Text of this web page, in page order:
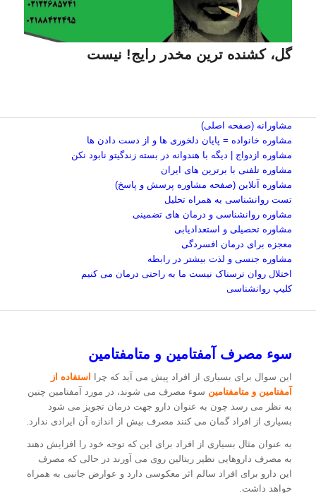
گل، کشنده ترین مخدر رایج! نیست
مشاورانه (صفحه اصلی)
مشاوره خانواده = پایان دلخوری ها و از دست دادن ها
مشاوره ازدواج | دیگه با هندوانه در بسته زندگیتو نابود نکن
مشاوره تلفنی با برترین های ایران
مشاوره آنلاین (صفحه مشاوره پرسش و پاسخ)
تست روانشناسی به همراه تحلیل
مشاوره روانشناسی و درمان های تضمینی
مشاوره تحصیلی و استعدادیابی
معجزه برای درمان افسردگی
مشاوره جنسی و لذت بیشتر در رابطه
اختلال روان ترسناک نیست ما به راحتی درمان می کنیم
کلیپ روانشناسی
سوء مصرف آمفتامین و متامفتامین
این سوال برای بسیاری از افراد پیش می آید که چرا
استفاده از
آمفتامین و متامفتامین سوء مصرف می شوند، در مورد آمفتامین چنین
به نظر می رسد چون به عنوان دارو جهت درمان تجویز می شود
بسیاری از افراد گمان می کنند مصرف بیش از اندازه آن ایرادی ندارد.
به عنوان مثال بسیاری از افراد برای این که توجه خود را افزایش دهند
به مصرف داروهایی نظیر ریتالین روی می آورند در حالی که مصرف
این دارو برای افراد سالم اثر معکوسی دارد و عوارض جانبی به همراه
خواهد داشت.